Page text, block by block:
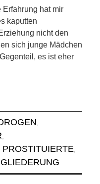
Erfahrung hat mir
kaputten
nicht den
sich junge Mädchen
es ist eher
,
,
PROSTITUIERTE,